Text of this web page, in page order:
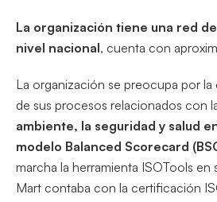
La organización tiene una red
nivel nacional, cuenta con
La organización se preocupa por la
de sus procesos relacionados con
ambiente, la seguridad y salud
modelo Balanced Scorecard
marcha la herramienta ISOTools
Mart contaba con la certificación